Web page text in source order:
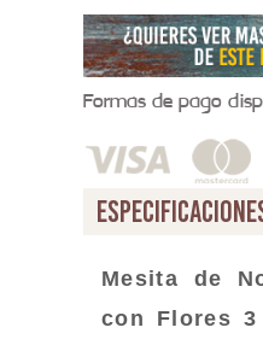
Formas de pago
Mesita de
con Flores 3